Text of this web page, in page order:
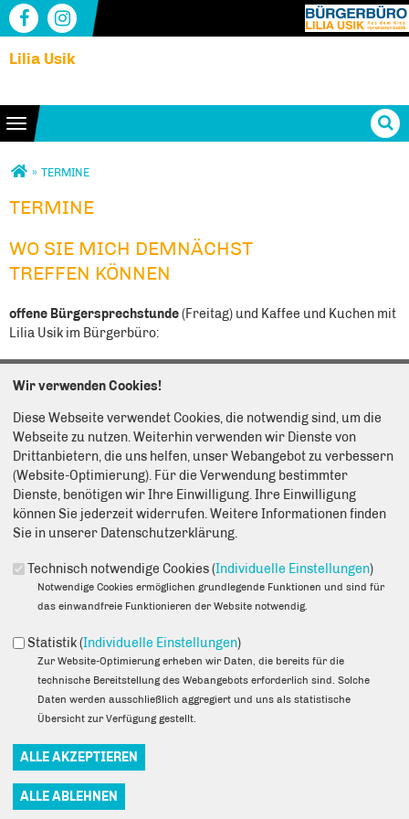
Lilia Usik
Toggle navigation
Sie sind hier
» TERMINE
TERMINE
TERMINE
WO SIE MICH DEMNÄCHST
TREFFEN KÖNNEN
offene Bürgersprechstunde(Freitag) und Kaffee und Kuchen mit
Lilia Usik im Bürgerbüro:
August 2026
-28.08.2026, 10:00 Uhr bis 15:00 Uhr
September 2026
-04.09.2026, 10:00 Uhr bis 15:00 Uhr
-11.09.2026, 10:00 Uhr bis 15:00 Uhr
-18.09.2026, 10:00 Uhr bis 15:00 Uhr
Infostand:Wöchentlich, freitags
August 2026
-28.08.2026, 15:00 bis 17:00 Uhr
-04.09.2026, 15:00 bis 17:00 Uhr
-11.09.2026, 15:00 bis 17:00 Uhr
-18.09.2026, 15:00 bis 17:00 Uhr
Stammtisch:Rubu + Karlshorst, einmal im Monat, freitags
-28.08.2026, 18:00 Uhr
WEITERE TERMINE
Wir verwenden Cookies!
Diese Webseite verwendet Cookies, die notwendig sind, um die
Webseite zu nutzen. Weiterhin verwenden wir Dienste von
Drittanbietern, die uns helfen, unser Webangebot zu verbessern
(Website-Optimierung). Für die Verwendung bestimmter
Dienste, benötigen wir Ihre Einwilligung. Ihre Einwilligung
können Sie jederzeit widerrufen. Weitere Informationen finden
Sie in unserer Datenschutzerklärung.
Technisch notwendige Cookies (Individuelle Einstellungen)
Notwendige Cookies ermöglichen grundlegende Funktionen und sind für
das einwandfreie Funktionieren der Website notwendig.
Statistik (Individuelle Einstellungen)
Zur Website-Optimierung erheben wir Daten, die bereits für die
technische Bereitstellung des Webangebots erforderlich sind. Solche
Daten werden ausschließlich aggregiert und uns als statistische
Übersicht zur Verfügung gestellt.